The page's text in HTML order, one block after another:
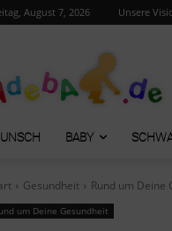
August 7, 2026 Unsere
BABY
Gesundheit Rund um Deine
um Deine Gesundheit